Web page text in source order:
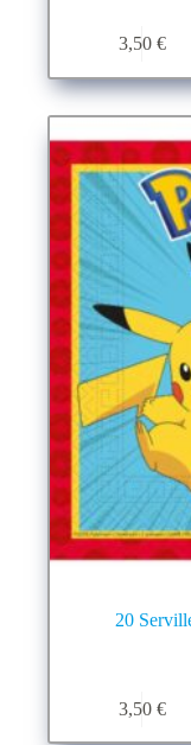
3,50 €
20
3,50 €